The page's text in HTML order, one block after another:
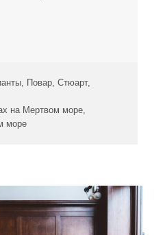
, Повар, Стюарт,
на Мертвом море,
море